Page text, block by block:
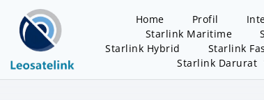
Home Profil
Starlink Maritime
Starlink Hybrid
Starlink
Starlink Darurat